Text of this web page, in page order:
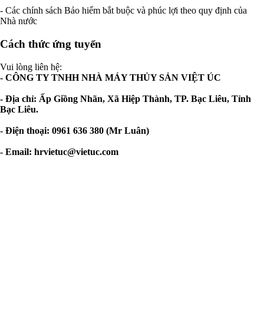
- Các chính sách Bảo hiểm bắt buộc và phúc lợi theo quy định của
Nhà nước
Cách thức ứng tuyển
Vui lòng liên hệ:
- CÔNG TY TNHH NHÀ MÁY THỦY SẢN VIỆT ÚC
- Địa chỉ: Ấp Giồng Nhãn, Xã Hiệp Thành, TP. Bạc Liêu, Tỉnh
Bạc Liêu.
- Điện thoại: 0961 636 380 (Mr Luân)
- Email: hrvietuc@vietuc.com